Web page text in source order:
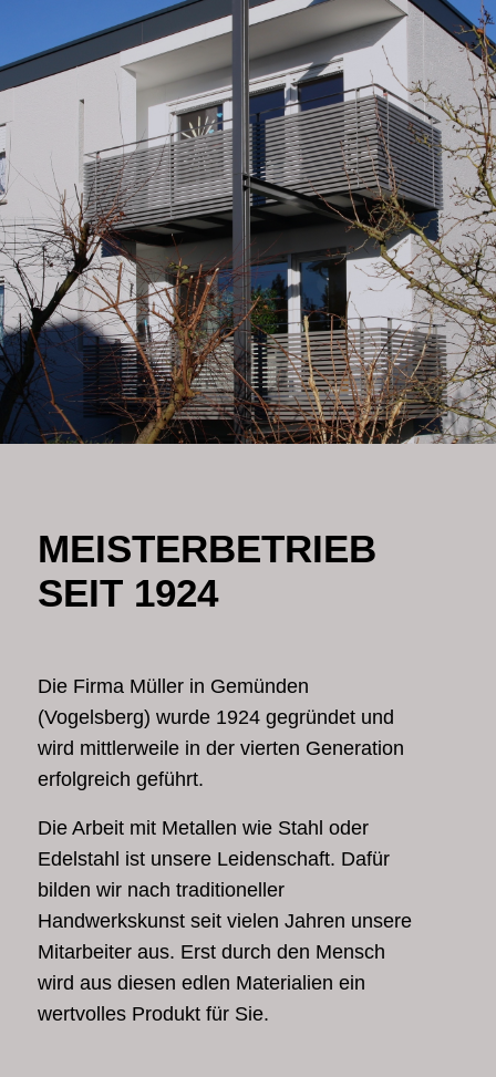
MEISTERBETRIEB
SEIT 1924
Die Firma Müller in Gemünden
(Vogelsberg) wurde 1924 gegründet und
wird mittlerweile in der vierten Generation
erfolgreich geführt.
Die Arbeit mit Metallen wie Stahl oder
Edelstahl ist unsere Leidenschaft. Dafür
bilden wir nach traditioneller
Handwerkskunst seit vielen Jahren unsere
Mitarbeiter aus. Erst durch den Mensch
wird aus diesen edlen Materialien ein
wertvolles Produkt für Sie.